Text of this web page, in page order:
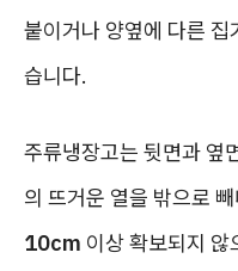
붙이거나 양옆에 다른
습니다.
주류냉장고는 뒷면과 옆
의 뜨거운 열을 밖으로
10cm 이상 확보되지 않